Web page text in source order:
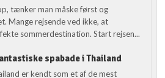
tænker man måske først og
Mange rejsende ved ikke, at
sommerdestination. Start rejsen...
spabade i Thailand
er kendt som et af de mest